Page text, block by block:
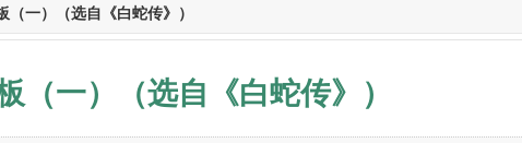
（一）（选自《白蛇传》）
（一）（选自《白蛇传》）